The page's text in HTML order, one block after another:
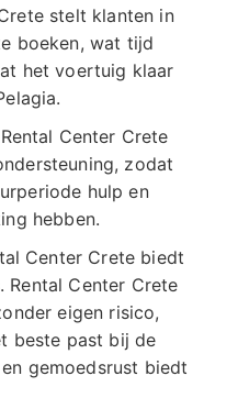
stelt klanten in
boeken, wat tijd
het voertuig klaar
Rental Center Crete
zodat
hulp en
hebben.
Center Crete biedt
Rental Center Crete
eigen risico,
beste past bij de
gemoedsrust biedt